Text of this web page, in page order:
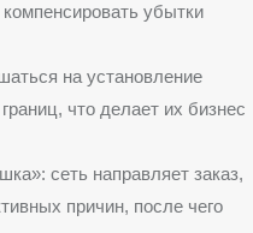
убытки
на установление
что делает их бизнес
сеть направляет заказ,
причин, после чего